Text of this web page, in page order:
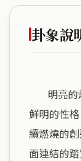
卦象說
鮮明的性
續燃燒的
面連結的